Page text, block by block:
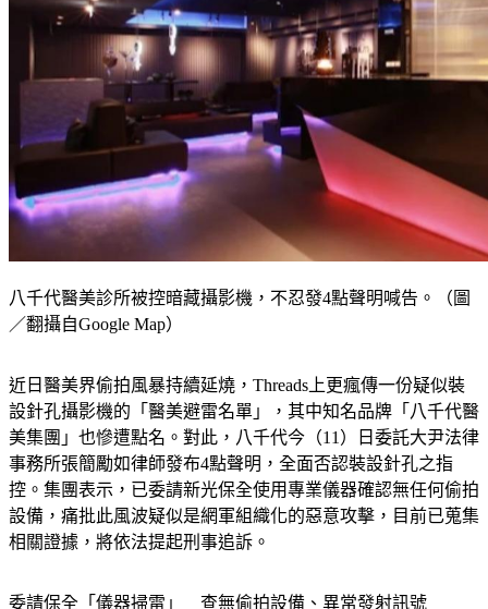
／翻攝自Google Map）
設針孔攝影機的「醫美避雷名單」，其中知名品牌「八千代醫
美集團」也慘遭點名。對此，八千代今（11）日委託大尹法律
事務所張簡勵如律師發布4點聲明，全面否認裝設針孔之指
控。集團表示，已委請新光保全使用專業儀器確認無任何偷拍
設備，痛批此風波疑似是網軍組織化的惡意攻擊，目前已蒐集
相關證據，將依法提起刑事追訴。